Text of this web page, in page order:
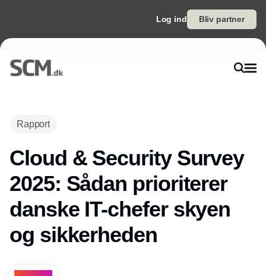
Log ind Bliv partner
Rapport
Cloud & Security Survey
2025: Sådan prioriterer
danske IT-chefer skyen
og sikkerheden